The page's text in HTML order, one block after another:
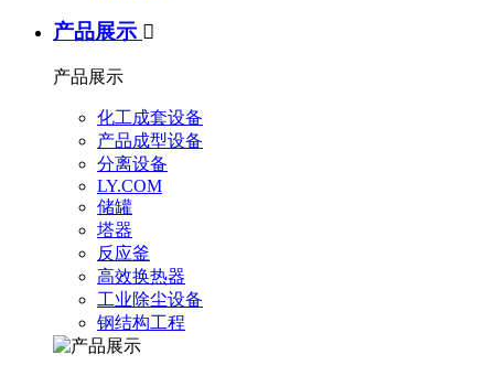
产品展示 
产品展示
化工成套设备
产品成型设备
分离设备
LY.COM
储罐
塔器
反应釜
高效换热器
工业除尘设备
钢结构工程